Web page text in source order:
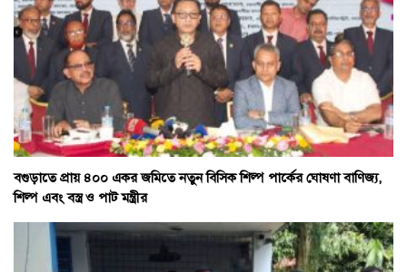
বগুড়াতে প্রায় ৪০০ একর জমিতে নতুন বিসিক শিল্প পার্কের ঘোষণা বাণিজ্য,
শিল্প এবং বস্ত্র ও পাট মন্ত্রীর